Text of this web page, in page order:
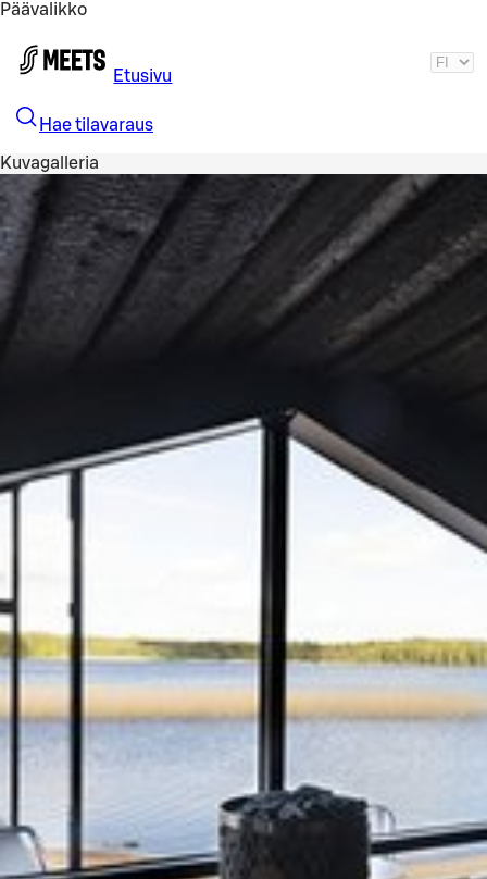
Päävalikko
Etusivu
Hae tilavaraus
Kuvagalleria